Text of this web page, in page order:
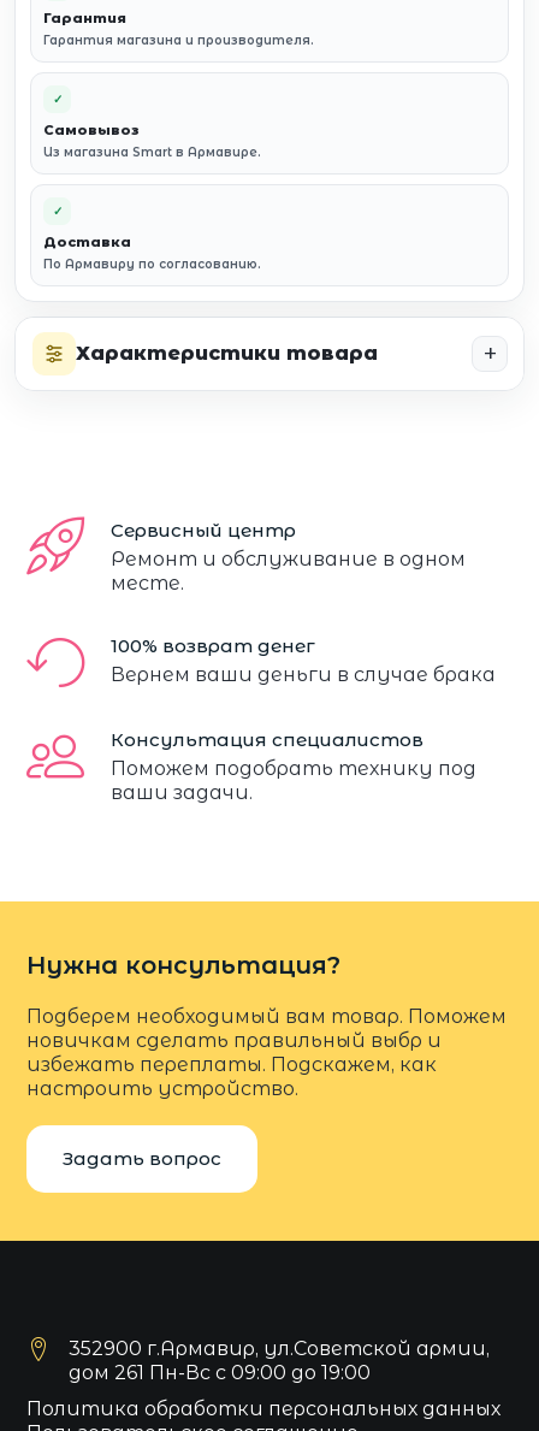
Гарантия
Гарантия магазина и производителя.
✓
Самовывоз
Из магазина Smart в Армавире.
✓
Доставка
По Армавиру по согласованию.
Характеристики товара
Сервисный центр
Ремонт и обслуживание в одном
месте.
100% возврат денег
Вернем ваши деньги в случае брака
Консультация специалистов
Поможем подобрать технику под
ваши задачи.
Нужна консультация?
Подберем необходимый вам товар. Поможем
новичкам сделать правильный выбр и
избежать переплаты. Подскажем, как
настроить устройство.
Задать вопрос
352900 г.Армавир, ул.Советской армии,
дом 261 Пн-Вс с 09:00 до 19:00
Политика обработки персональных данных